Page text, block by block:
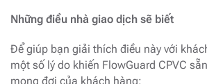
Những điều nhà giao dịch sẽ biết
Để giúp bạn giải thích điều này với
một số lý do khiến FlowGuard CPVC
mong đợi của khách hàng: